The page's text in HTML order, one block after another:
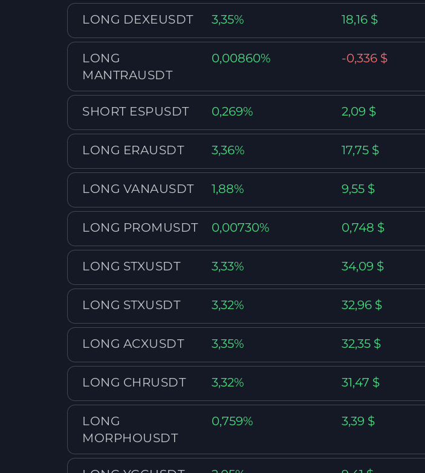
LONG DEXEUSDT 3,35% 18,16 $
LONG
MANTRAUSDT
0,00860% -0,336 $
SHORT ESPUSDT 0,269% 2,09 $
LONG ERAUSDT 3,36% 17,75 $
LONG VANAUSDT 1,88% 9,55 $
LONG PROMUSDT 0,00730% 0,748 $
LONG STXUSDT 3,33% 34,09 $
LONG STXUSDT 3,32% 32,96 $
LONG ACXUSDT 3,35% 32,35 $
LONG CHRUSDT 3,32% 31,47 $
LONG
MORPHOUSDT
0,759% 3,39 $